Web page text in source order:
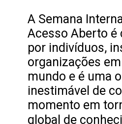
A Semana
Acesso Aberto é
por indivíduos,
organizações
mundo e é uma
inestimável de
momento em
global de